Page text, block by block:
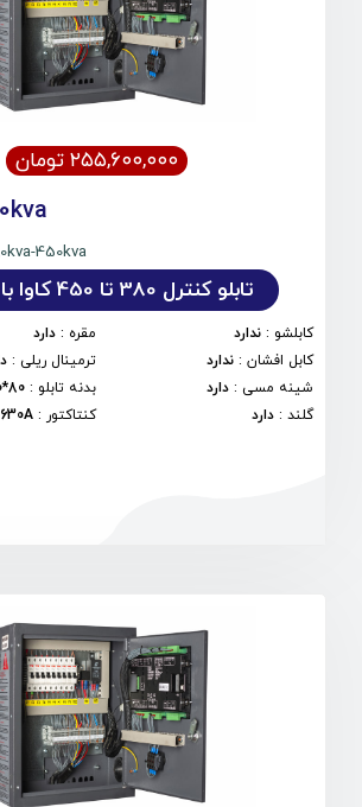
۲۵۵,۶۰۰,۰۰۰ تومان
450kva
تابلو کنترل 380 تا 450 کاوا با لوازم هیوندا
کابلشو : ندارد مقره : دارد
کابل افشان : ندارد ترمینال ریلی :
شینه مسی : دارد بدنه تابلو :
80*80*200
گلند : دارد کنتاکتور :
630A